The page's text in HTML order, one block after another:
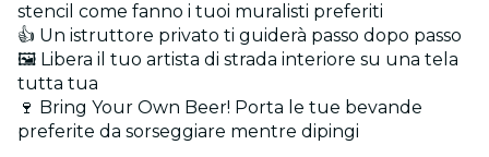
stencil come fanno i tuoi muralisti preferiti
👍 Un istruttore privato ti guiderà passo dopo passo
🖼️ Libera il tuo artista di strada interiore su una tela
tutta tua
🍷 Bring Your Own Beer! Porta le tue bevande
preferite da sorseggiare mentre dipingi